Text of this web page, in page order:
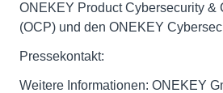
ONEKEY Product Cybersecurity &
(OCP) und den ONEKEY
Pressekontakt:
Weitere Informationen: ONEKEY